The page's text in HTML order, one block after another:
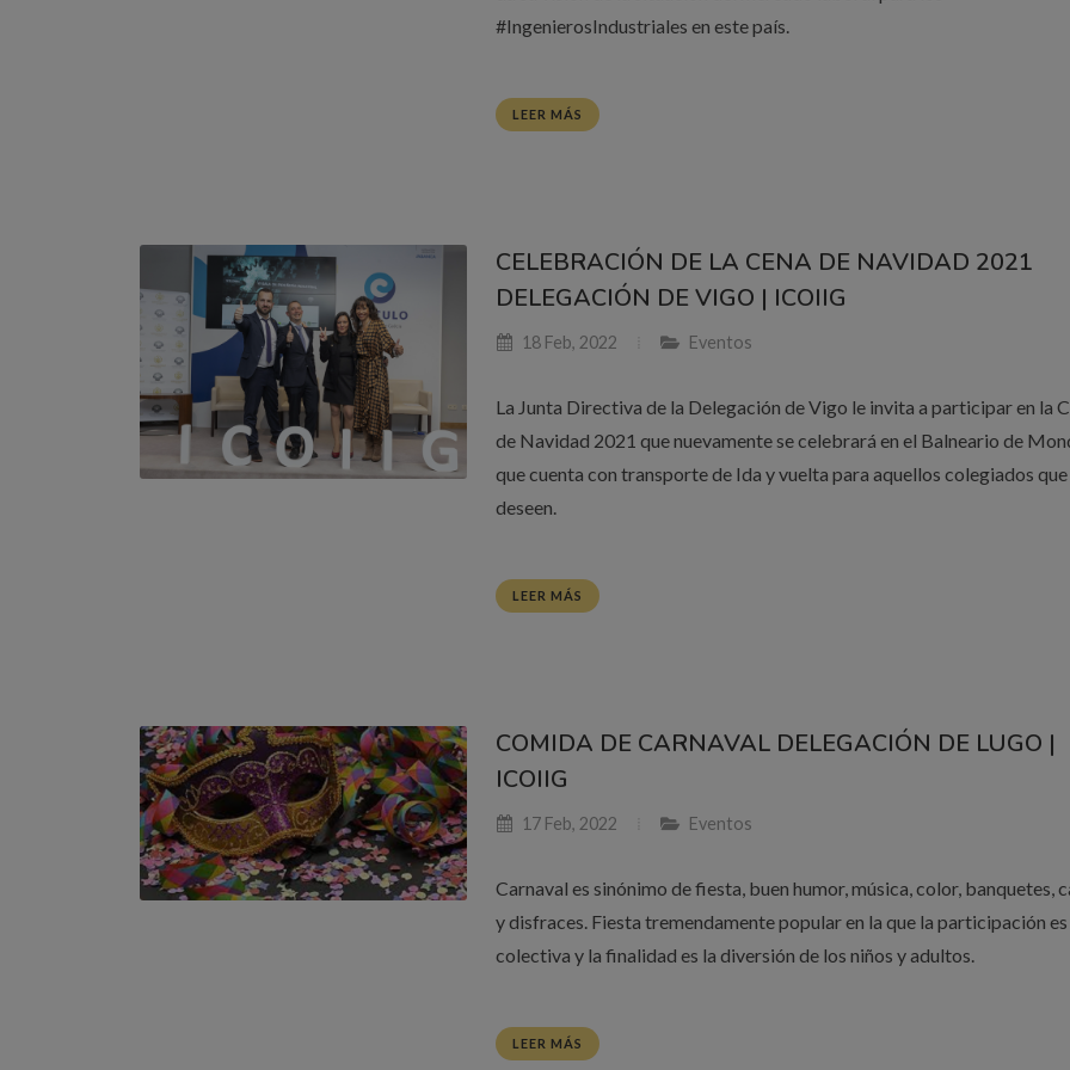
#IngenierosIndustriales en este país.
LEER MÁS
CELEBRACIÓN DE LA CENA DE NAVIDAD 2021
DELEGACIÓN DE VIGO | ICOIIG
18 Feb, 2022 Eventos
La Junta Directiva de la Delegación de Vigo le invita a participar en la
de Navidad 2021 que nuevamente se celebrará en el Balneario de
que cuenta con transporte de Ida y vuelta para aquellos colegiados
deseen.
LEER MÁS
COMIDA DE CARNAVAL DELEGACIÓN DE LUGO |
ICOIIG
17 Feb, 2022 Eventos
Carnaval es sinónimo de fiesta, buen humor, música, color, banquetes,
y disfraces. Fiesta tremendamente popular en la que la participación es
colectiva y la finalidad es la diversión de los niños y adultos.
LEER MÁS